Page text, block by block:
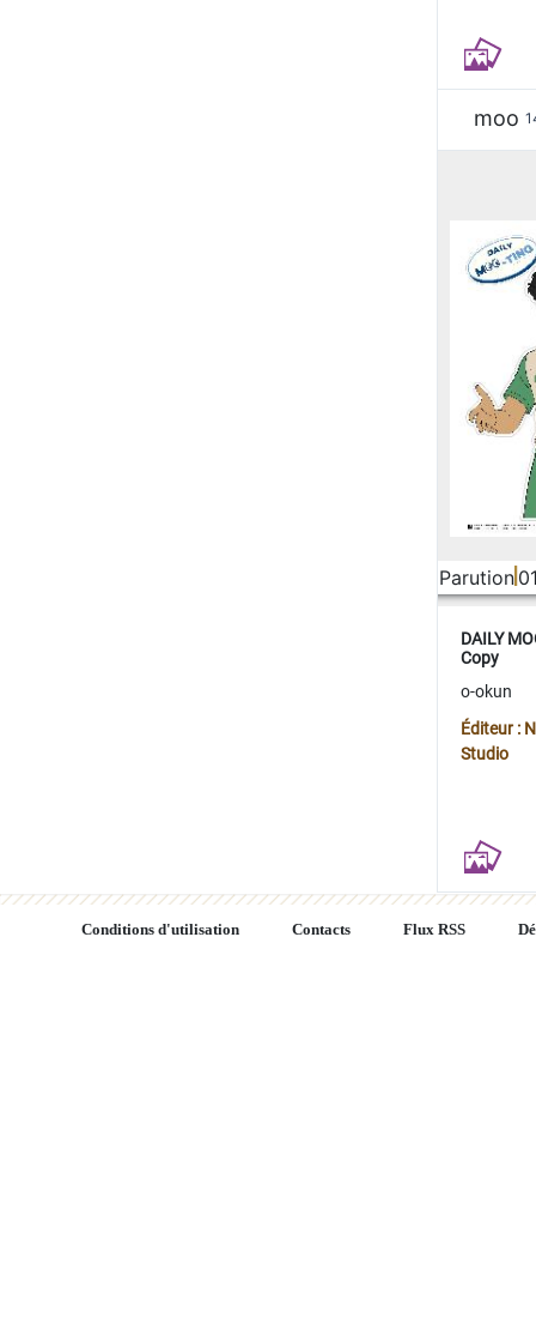
moo
Parution
DAILY
Copy
o-okun
Éditeur :
Studio
Conditions d'utilisation Contacts Flux RSS